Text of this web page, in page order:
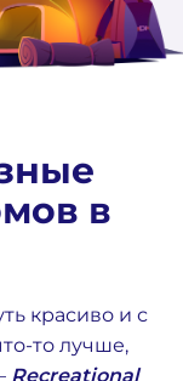
в
красиво и с
то лучше,
Recreational